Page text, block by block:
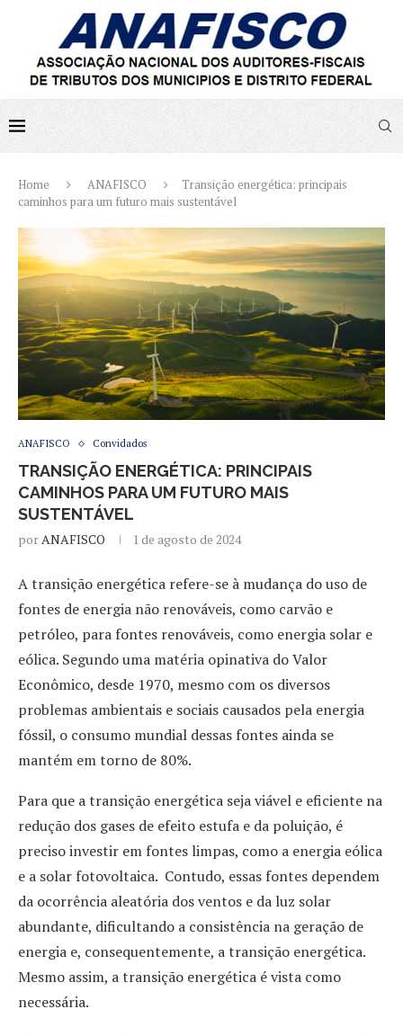
Home ANAFISCO
Transição energética: principais
caminhos para um futuro mais sustentável
ANAFISCO Convidados
TRANSIÇÃO ENERGÉTICA: PRINCIPAIS
CAMINHOS PARA UM FUTURO MAIS
SUSTENTÁVEL
porANAFISCO 1 de agosto de 2024
A transição energética refere-se à mudança do uso de
fontes de energia não renováveis, como carvão e
petróleo, para fontes renováveis, como energia solar e
eólica. Segundo uma matéria opinativa do Valor
Econômico, desde 1970, mesmo com os diversos
problemas ambientais e sociais causados pela energia
fóssil, o consumo mundial dessas fontes ainda se
mantém em torno de 80%.
Para que a transição energética seja viável e eficiente na
redução dos gases de efeito estufa e da poluição, é
preciso investir em fontes limpas, como a energia eólica
e a solar fotovoltaica. Contudo, essas fontes dependem
da ocorrência aleatória dos ventos e da luz solar
abundante, dificultando a consistência na geração de
energia e, consequentemente, a transição energética.
Mesmo assim, a transição energética é vista como
necessária.